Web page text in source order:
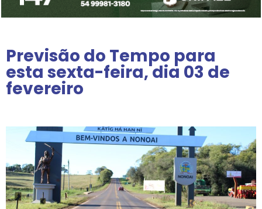
Previsão do Tempo para
esta sexta-feira, dia 03 de
fevereiro